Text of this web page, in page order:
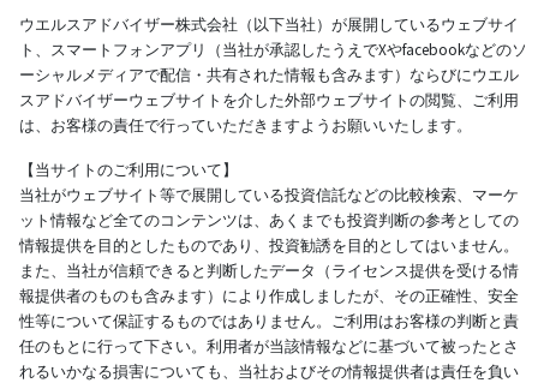
ウエルスアドバイザー株式会社（以下当社）が展開しているウェブサイ
ト、スマートフォンアプリ（当社が承認したうえでXやfacebookなどのソ
ーシャルメディアで配信・共有された情報も含みます）ならびにウエル
スアドバイザーウェブサイトを介した外部ウェブサイトの閲覧、ご利用
は、お客様の責任で行っていただきますようお願いいたします。
【当サイトのご利用について】
当社がウェブサイト等で展開している投資信託などの比較検索、マーケ
ット情報など全てのコンテンツは、あくまでも投資判断の参考としての
情報提供を目的としたものであり、投資勧誘を目的としてはいません。
また、当社が信頼できると判断したデータ（ライセンス提供を受ける情
報提供者のものも含みます）により作成しましたが、その正確性、安全
性等について保証するものではありません。ご利用はお客様の判断と責
任のもとに行って下さい。利用者が当該情報などに基づいて被ったとさ
れるいかなる損害についても、当社およびその情報提供者は責任を負い